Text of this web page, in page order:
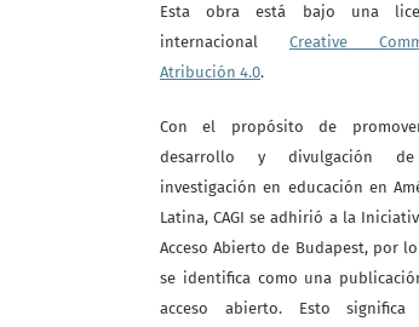
Esta obra está bajo una
internacional Creative
Atribución 4.0.
Con el propósito de
desarrollo y divulgación
investigación en educación en
Latina, CAGI se adhirió a la
Acceso Abierto de Budapest, por
se identifica como una
acceso abierto. Esto significa